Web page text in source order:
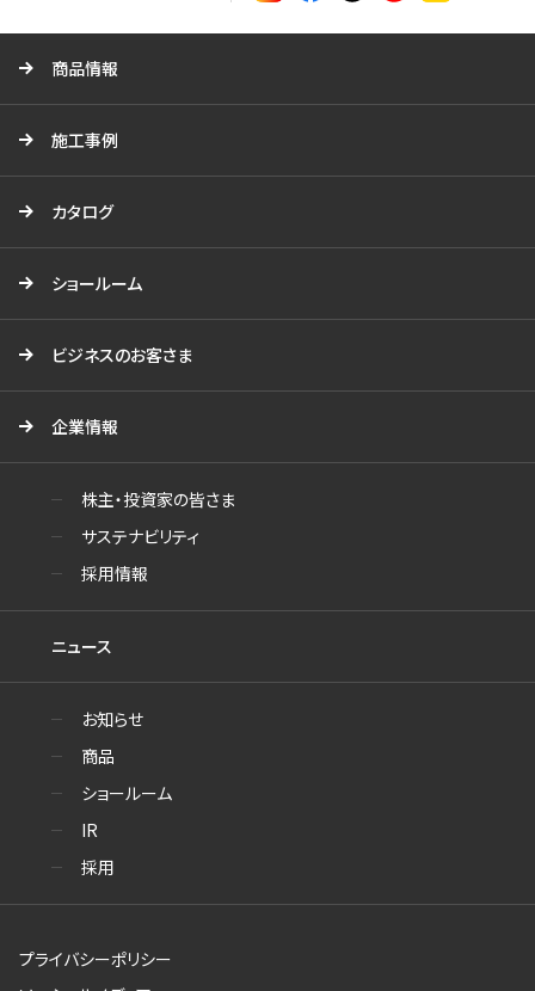
商品情報
施工事例
カタログ
ショールーム
ビジネスのお客さま
企業情報
株主・投資家の皆さま
サステナビリティ
採用情報
ニュース
お知らせ
商品
ショールーム
IR
採用
プライバシーポリシー